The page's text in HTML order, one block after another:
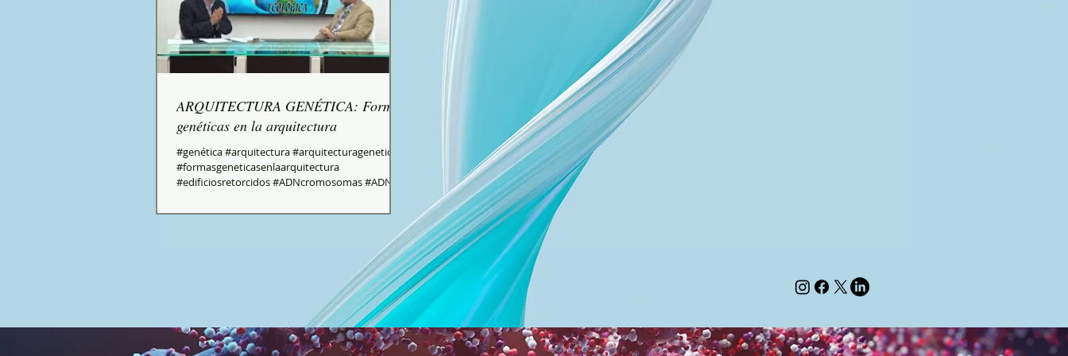
ARQUITECTURA GENÉTICA: Formas
genéticas en la arquitectura
#genética #arquitectura #arquitecturagenetica
#formasgeneticasenlaarquitectura
#edificiosretorcidos #ADNcromosomas #ADN